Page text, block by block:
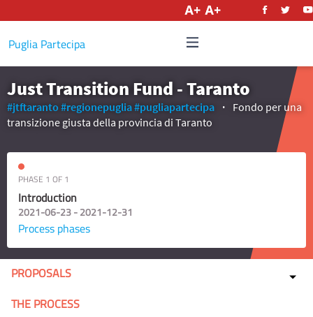
Puglia Partecipa
Just Transition Fund - Taranto
#jtftaranto #regionepuglia#pugliapartecipa
Fondo per una
transizione giusta della provincia di Taranto
PHASE 1 OF 1
Introduction
2021-06-23 - 2021-12-31
Process phases
PROPOSALS
THE PROCESS